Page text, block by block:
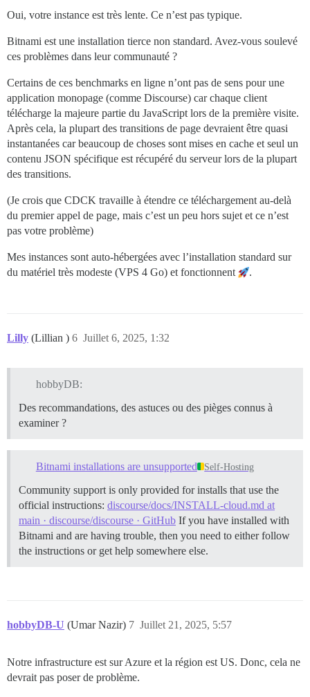
Oui, votre instance est très lente. Ce n’est pas typique.
Bitnami est une installation tierce non standard. Avez-vous soulevé
ces problèmes dans leur communauté ?
Certains de ces benchmarks en ligne n’ont pas de sens pour une
application monopage (comme Discourse) car chaque client
télécharge la majeure partie du JavaScript lors de la première visite.
Après cela, la plupart des transitions de page devraient être quasi
instantanées car beaucoup de choses sont mises en cache et seul un
contenu JSON spécifique est récupéré du serveur lors de la plupart
des transitions.
(Je crois que CDCK travaille à étendre ce téléchargement au-delà
du premier appel de page, mais c’est un peu hors sujet et ce n’est
pas votre problème)
Mes instances sont auto-hébergées avec l’installation standard sur
du matériel très modeste (VPS 4 Go) et fonctionnent
.
Lilly (Lillian ) Juillet 6, 2025, 1:32
6
hobbyDB:
Des recommandations, des astuces ou des pièges connus à
examiner ?
Bitnami installations are unsupported Self-Hosting
Community support is only provided for installs that use the
official instructions: discourse/docs/INSTALL-cloud.md at
main · discourse/discourse · GitHub If you have installed with
Bitnami and are having trouble, then you need to either follow
the instructions or get help somewhere else.
hobbyDB-U (Umar Nazir) Juillet 21, 2025, 5:57
7
Notre infrastructure est sur Azure et la région est US. Donc, cela ne
devrait pas poser de problème.